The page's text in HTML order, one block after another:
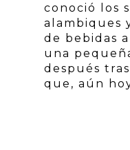
conoció los
alambiques
de bebidas
una
después
que, aún